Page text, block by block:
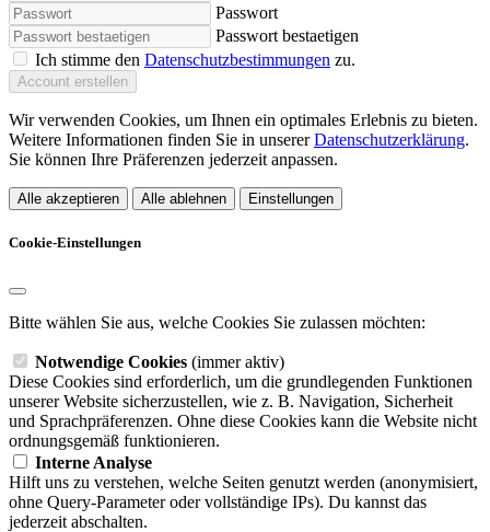
Passwort
Passwort bestaetigen
Ich stimme den Datenschutzbestimmungen zu.
Account erstellen
Wir verwenden Cookies, um Ihnen ein optimales Erlebnis zu bieten.
Weitere Informationen finden Sie in unsererDatenschutzerklärung.
Sie können Ihre Präferenzen jederzeit anpassen.
Alle akzeptieren Alle ablehnen Einstellungen
Cookie-Einstellungen
Bitte wählen Sie aus, welche Cookies Sie zulassen möchten:
Notwendige Cookies (immer aktiv)
Diese Cookies sind erforderlich, um die grundlegenden Funktionen
unserer Website sicherzustellen, wie z. B. Navigation, Sicherheit
und Sprachpräferenzen. Ohne diese Cookies kann die Website nicht
ordnungsgemäß funktionieren.
Interne Analyse
Hilft uns zu verstehen, welche Seiten genutzt werden (anonymisiert,
ohne Query-Parameter oder vollständige IPs). Du kannst das
jederzeit abschalten.